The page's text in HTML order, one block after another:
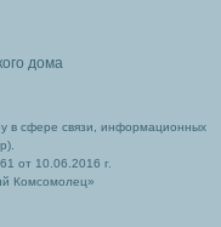
дома
в сфере связи, информационных
от 10.06.2016 г.
Комсомолец»